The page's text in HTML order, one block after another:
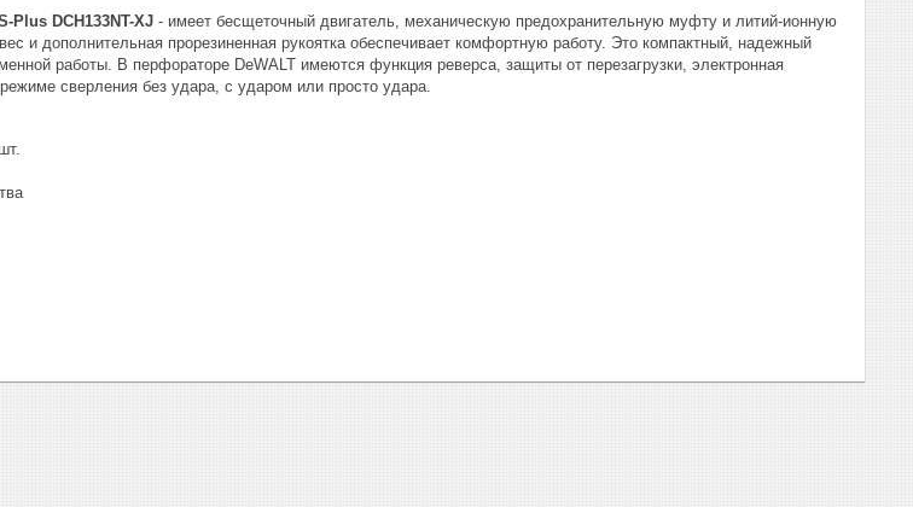
Plus DCH133NT-XJ - имеет бесщеточный двигатель, механическую предохранительную муфту и литий-ионную
и дополнительная прорезиненная рукоятка обеспечивает комфортную работу. Это компактный, надежный
работы. В перфораторе DeWALT имеются функция реверса, защиты от перезагрузки, электронная
сверления без удара, с ударом или просто удара.